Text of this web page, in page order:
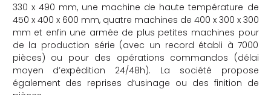
330 x 490 mm, une machine de haute température de
450 x 400 x 600 mm, quatre machines de 400 x 300 x 300
mm et enfin une armée de plus petites machines pour
de la production série (avec un record établi à 7000
pièces) ou pour des opérations commandos (délai
moyen d’expédition 24/48h). La société propose
également des reprises d’usinage ou des finition de